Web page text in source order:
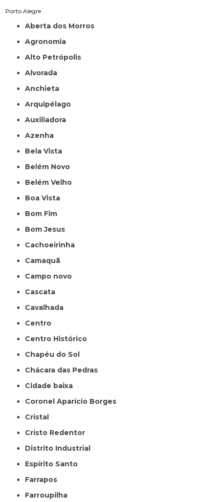
Porto Alegre
Aberta dos Morros
Agronomia
Alto Petrópolis
Alvorada
Anchieta
Arquipélago
Auxiliadora
Azenha
Bela Vista
Belém Novo
Belém Velho
Boa Vista
Bom Fim
Bom Jesus
Cachoeirinha
Camaquã
Campo novo
Cascata
Cavalhada
Centro
Centro Histórico
Chapéu do Sol
Chácara das Pedras
Cidade baixa
Coronel Aparício Borges
Cristal
Cristo Redentor
Distrito Industrial
Espírito Santo
Farrapos
Farroupilha